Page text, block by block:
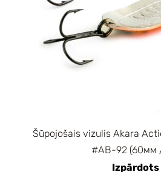
Šūpojošais vizulis Akara
#AB-92 (60мм
Izpārdots